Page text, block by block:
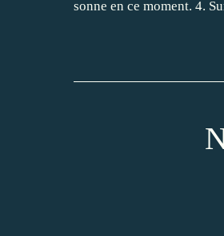
sonne en ce moment. 4.